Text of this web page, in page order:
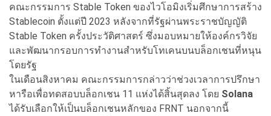
คณะกรรมการ Stable Token ของไวโอมิงเริ่มศึกษาการสร้าง
Stablecoin ตั้งแต่ปี 2023 หลังจากที่รัฐผ่านพระราชบัญญัติ
Stable Token ครั้งประวัติศาสตร์ ซึ่งมอบหมายให้องค์กรวิจัย
และพัฒนากรอบการทำงานสำหรับโทเคนบนบล็อกเชนที่หนุน
โดยรัฐ
ในเดือนสิงหาคม คณะกรรมการกล่าวว่าช่วงเวลาการปรึกษา
หารือเพื่อทดสอบบล็อกเชน 11 แห่งได้สิ้นสุดลง โดย Solana
ได้รับเลือกให้เป็นบล็อกเชนหลักของ FRNT นอกจากนี้